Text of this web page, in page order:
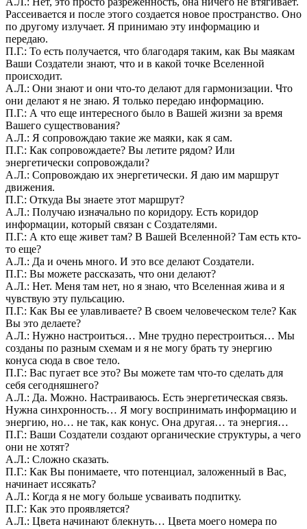
Рассеивается и после этого создается новое пространство. Оно
по другому излучает. Я принимаю эту информацию и
передаю.
П.Г.: То есть получается, что благодаря таким, как Вы маякам
Ваши Создатели знают, что и в какой точке Вселенной
происходит.
А.Л.: Они знают и они что-то делают для гармонизации. Что
они делают я не знаю. Я только передаю информацию.
П.Г.: А что еще интересного было в Вашей жизни за время
Вашего существования?
А.Л.: Я сопровождаю такие же маяки, как я сам.
П.Г.: Как сопровождаете? Вы летите рядом? Или
энергетически сопровождали?
А.Л.: Сопровождаю их энергетически. Я даю им маршрут
движения.
П.Г.: Откуда Вы знаете этот маршрут?
А.Л.: Получаю изначально по коридору. Есть коридор
информации, который связан с Создателями.
П.Г.: А кто еще живет там? В Вашей Вселенной? Там есть кто-
то еще?
А.Л.: Да и очень много. И это все делают Создатели.
П.Г.: Вы можете рассказать, что они делают?
А.Л.: Нет. Меня там нет, но я знаю, что Вселенная жива и я
чувствую эту пульсацию.
П.Г.: Как Вы ее улавливаете? В своем человеческом теле? Как
Вы это делаете?
А.Л.: Нужно настроиться… Мне трудно перестроиться… Мы
созданы по разным схемам и я не могу брать ту энергию
конуса сюда в свое тело.
П.Г.: Вас пугает все это? Вы можете там что-то сделать для
себя сегодняшнего?
А.Л.: Да. Можно. Настраиваюсь. Есть энергетическая связь.
Нужна синхронность… Я могу воспринимать информацию и
энергию, но… не так, как конус. Она другая… та энергия…
П.Г.: Ваши Создатели создают органические структуры, а чего
они не хотят?
А.Л.: Сложно сказать.
П.Г.: Как Вы понимаете, что потенциал, заложенный в Вас,
начинает иссякать?
А.Л.: Когда я не могу больше усваивать подпитку.
П.Г.: Как это проявляется?
А.Л.: Цвета начинают блекнуть… Цвета моего номера по